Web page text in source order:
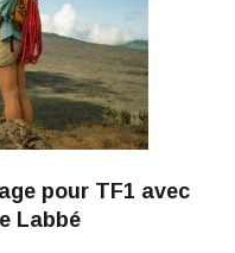
pour TF1 avec
Labbé